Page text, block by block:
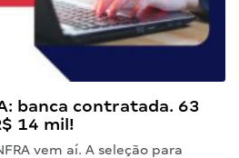
banca contratada. 63
14 mil!
vem aí. A seleção para